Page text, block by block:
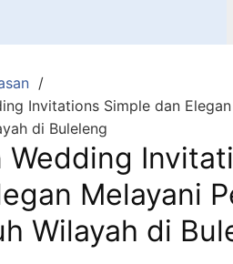
Invitations Simple dan
di Buleleng
Wedding
Melayani
Wilayah di